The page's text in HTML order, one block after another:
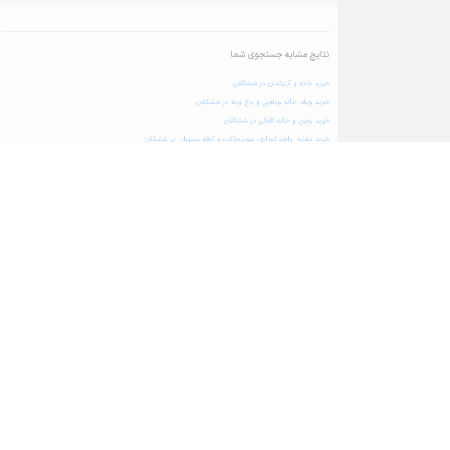
نتایج مشابه جستجوی شما
خرید خانه و آپارتمان در ششگلان
خرید ویلا، خانه ویلایی و باغ ویلا در ششگلان
خرید زمین و خانه کلنگی در ششگلان
خرید مغازه، واحد تجاری، سوپرمارکت و کافه رستوران در ششگلان